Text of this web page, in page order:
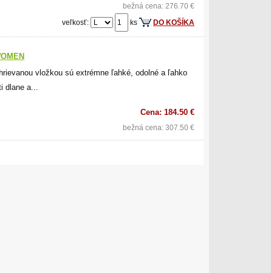
bežná cena: 276.70 €
veľkosť:
ks DO KOŠÍKA
vložkou sú extrémne ľahké, odolné a ľahko
dlane a...
Cena: 184.50 €
bežná cena: 307.50 €